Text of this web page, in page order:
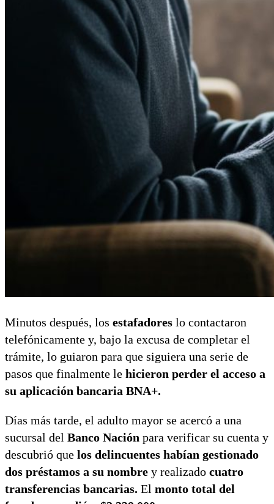
Minutos después, los estafadores lo contactaron
telefónicamente y, bajo la excusa de completar el
trámite, lo guiaron para que siguiera una serie de
pasos que finalmente le hicieron perder el acceso a
su aplicación bancaria BNA+.
Días más tarde, el adulto mayor se acercó a una
sucursal del Banco Nación para verificar su cuenta y
descubrió que los delincuentes habían gestionado
dos préstamos a su nombre y realizado cuatro
transferencias bancarias. El monto total del